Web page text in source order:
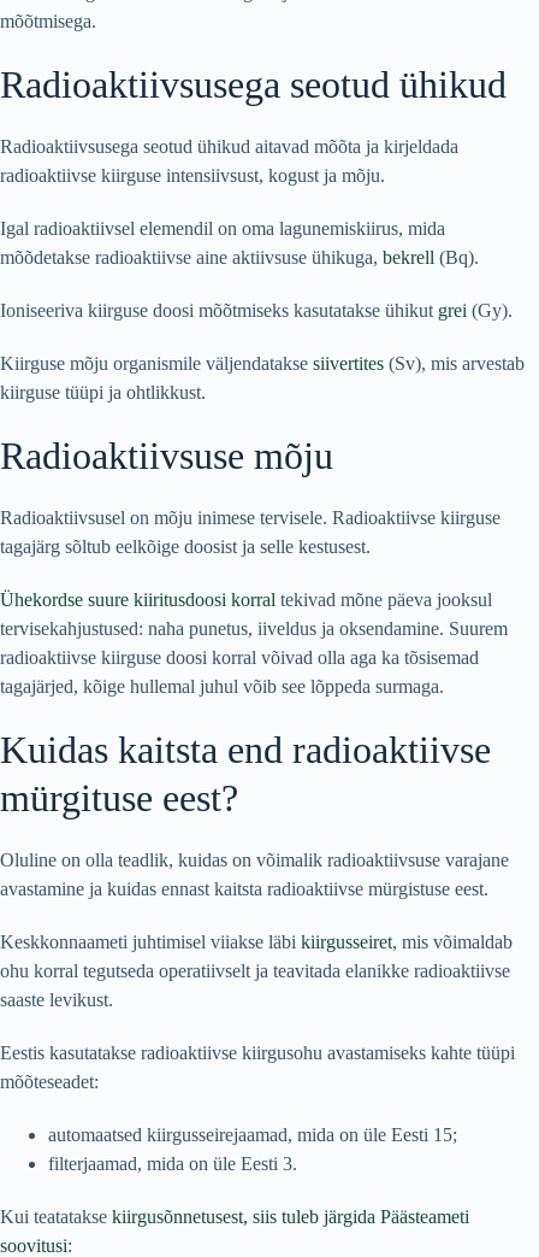
mõõtmisega.
Radioaktiivsusega seotud ühikud
Radioaktiivsusega seotud ühikud aitavad mõõta ja kirjeldada
radioaktiivse kiirguse intensiivsust, kogust ja mõju.
Igal radioaktiivsel elemendil on oma lagunemiskiirus, mida
mõõdetakse radioaktiivse aine aktiivsuse ühikuga, bekrell (Bq).
Ioniseeriva kiirguse doosi mõõtmiseks kasutatakse ühikut grei (Gy).
Kiirguse mõju organismile väljendatakse siivertites (Sv), mis arvestab
kiirguse tüüpi ja ohtlikkust.
Radioaktiivsuse mõju
Radioaktiivsusel on mõju inimese tervisele. Radioaktiivse kiirguse
tagajärg sõltub eelkõige doosist ja selle kestusest.
Ühekordse suure kiiritusdoosi korral tekivad mõne päeva jooksul
tervisekahjustused: naha punetus, iiveldus ja oksendamine. Suurem
radioaktiivse kiirguse doosi korral võivad olla aga ka tõsisemad
tagajärjed, kõige hullemal juhul võib see lõppeda surmaga.
Kuidas kaitsta end radioaktiivse
mürgituse eest?
Oluline on olla teadlik, kuidas on võimalik radioaktiivsuse varajane
avastamine ja kuidas ennast kaitsta radioaktiivse mürgistuse eest.
Keskkonnaameti juhtimisel viiakse läbi kiirgusseiret, mis võimaldab
ohu korral tegutseda operatiivselt ja teavitada elanikke radioaktiivse
saaste levikust.
Eestis kasutatakse radioaktiivse kiirgusohu avastamiseks kahte tüüpi
mõõteseadet:
automaatsed kiirgusseirejaamad, mida on üle Eesti 15;
filterjaamad, mida on üle Eesti 3.
Kui teatatakse kiirgusõnnetusest, siis tuleb järgida Päästeameti
soovitusi: